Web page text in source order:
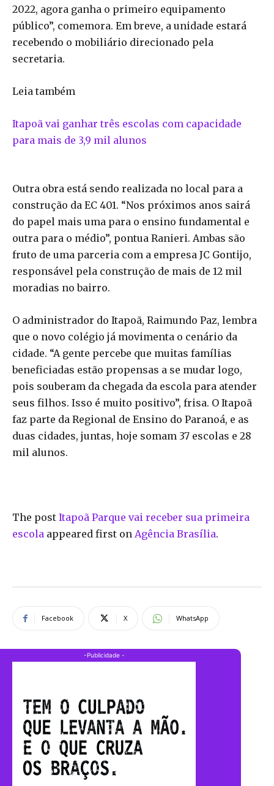
2022, agora ganha o primeiro equipamento
público”, comemora. Em breve, a unidade estará
recebendo o mobiliário direcionado pela
secretaria.
Leia também
Itapoã vai ganhar três escolas com capacidade
para mais de 3,9 mil alunos
Outra obra está sendo realizada no local para a
construção da EC 401. “Nos próximos anos sairá
do papel mais uma para o ensino fundamental e
outra para o médio”, pontua Ranieri. Ambas são
fruto de uma parceria com a empresa JC Gontijo,
responsável pela construção de mais de 12 mil
moradias no bairro.
O administrador do Itapoã, Raimundo Paz, lembra
que o novo colégio já movimenta o cenário da
cidade. “A gente percebe que muitas famílias
beneficiadas estão propensas a se mudar logo,
pois souberam da chegada da escola para atender
seus filhos. Isso é muito positivo”, frisa. O Itapoã
faz parte da Regional de Ensino do Paranoá, e as
duas cidades, juntas, hoje somam 37 escolas e 28
mil alunos.
The post Itapoã Parque vai receber sua primeira
escola appeared first on Agência Brasília.
Facebook X WhatsApp
-Publicidade -